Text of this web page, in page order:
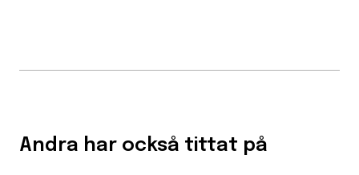
Andra har också tittat på